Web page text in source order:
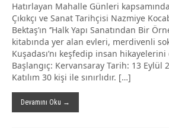
Hatırlayan Mahalle Günleri
Çıkıkçı ve Sanat Tarihçisi Nazmiye
Bektaş’ın ‘’Halk Yapı Sanatından Bir
kitabında yer alan evleri, merdivenli
Kuşadası’nı keşfedip insan
Başlangıç: Kervansaray Tarih: 13 Eylül
Katılım 30 kişi ile sınırlıdır. […]
Devamını Oku →